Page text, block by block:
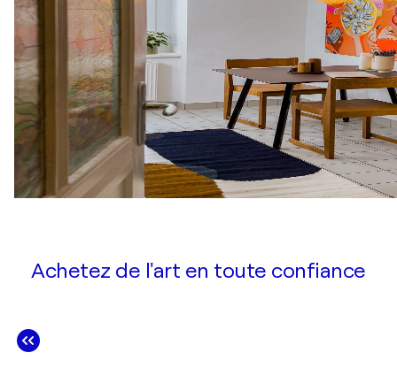
Achetez de l'art en toute confiance